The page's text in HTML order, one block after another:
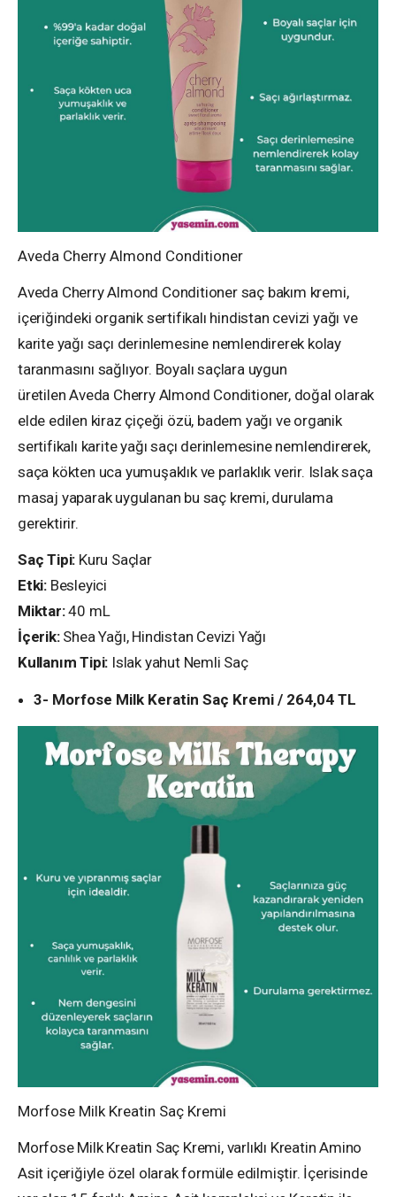
Aveda Cherry Almond Conditioner
Aveda Cherry Almond Conditioner saç bakım kremi,
içeriğindeki organik sertifikalı hindistan cevizi yağı ve
karite yağı saçı derinlemesine nemlendirerek kolay
taranmasını sağlıyor. Boyalı saçlara uygun
üretilen Aveda Cherry Almond Conditioner, doğal olarak
elde edilen kiraz çiçeği özü, badem yağı ve organik
sertifikalı karite yağı saçı derinlemesine nemlendirerek,
saça kökten uca yumuşaklık ve parlaklık verir. Islak saça
masaj yaparak uygulanan bu saç kremi, durulama
gerektirir.
Saç Tipi: Kuru Saçlar
Etki: Besleyici
Miktar:40 mL
İçerik:Shea Yağı, Hindistan Cevizi Yağı
Kullanım Tipi: Islak yahut Nemli Saç
3- Morfose Milk Keratin Saç Kremi / 264,04 TL
Morfose Milk Kreatin Saç Kremi
Morfose Milk Kreatin Saç Kremi, varlıklı Kreatin Amino
Asit içeriğiyle özel olarak formüle edilmiştir. İçerisinde